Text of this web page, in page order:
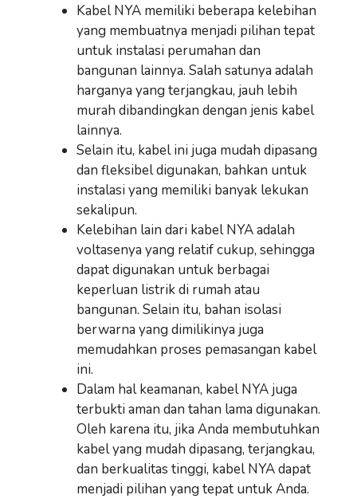
Kabel NYA memiliki beberapa kelebihan
yang membuatnya menjadi pilihan tepat
untuk instalasi perumahan dan
bangunan lainnya. Salah satunya adalah
harganya yang terjangkau, jauh lebih
murah dibandingkan dengan jenis kabel
lainnya.
Selain itu, kabel ini juga mudah dipasang
dan fleksibel digunakan, bahkan untuk
instalasi yang memiliki banyak lekukan
sekalipun.
Kelebihan lain dari kabel NYA adalah
voltasenya yang relatif cukup, sehingga
dapat digunakan untuk berbagai
keperluan listrik di rumah atau
bangunan. Selain itu, bahan isolasi
berwarna yang dimilikinya juga
memudahkan proses pemasangan kabel
ini.
Dalam hal keamanan, kabel NYA juga
terbukti aman dan tahan lama digunakan.
Oleh karena itu, jika Anda membutuhkan
kabel yang mudah dipasang, terjangkau,
dan berkualitas tinggi, kabel NYA dapat
menjadi pilihan yang tepat untuk Anda.